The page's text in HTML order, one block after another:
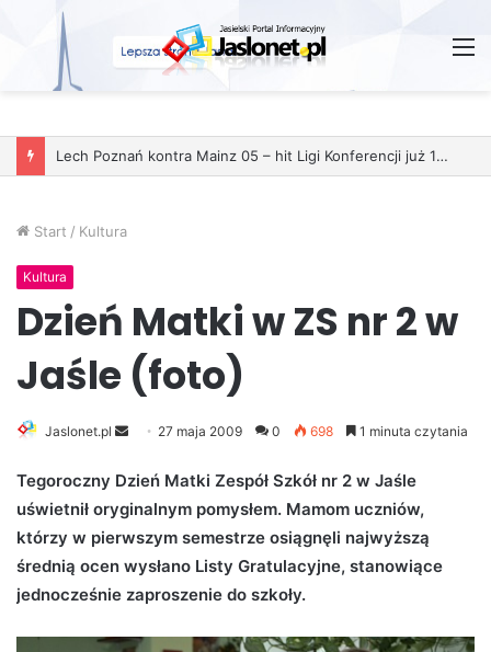
Start / Kultura
Kultura
Dzień Matki w ZS nr 2 w
Jaśle (foto)
Jaslonet.pl
n
d
a
n
e
a
27 maja 2009 0 698 1 minuta czytania
Tegoroczny Dzień Matki Zespół Szkół nr 2 w Jaśle
uświetnił oryginalnym pomysłem. Mamom uczniów,
którzy w pierwszym semestrze osiągnęli najwyższą
średnią ocen wysłano Listy Gratulacyjne, stanowiące
jednocześnie zaproszenie do szkoły.